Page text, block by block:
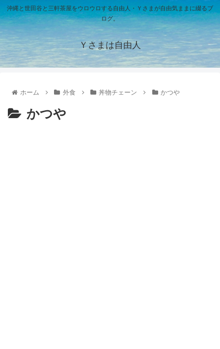
沖縄と世田谷と三軒茶屋をウロウロする自由人・Ｙさまが自由気ままに綴るブ
ログ。
Ｙさまは自由人
ホーム 外食 丼物チェーン かつや
かつや